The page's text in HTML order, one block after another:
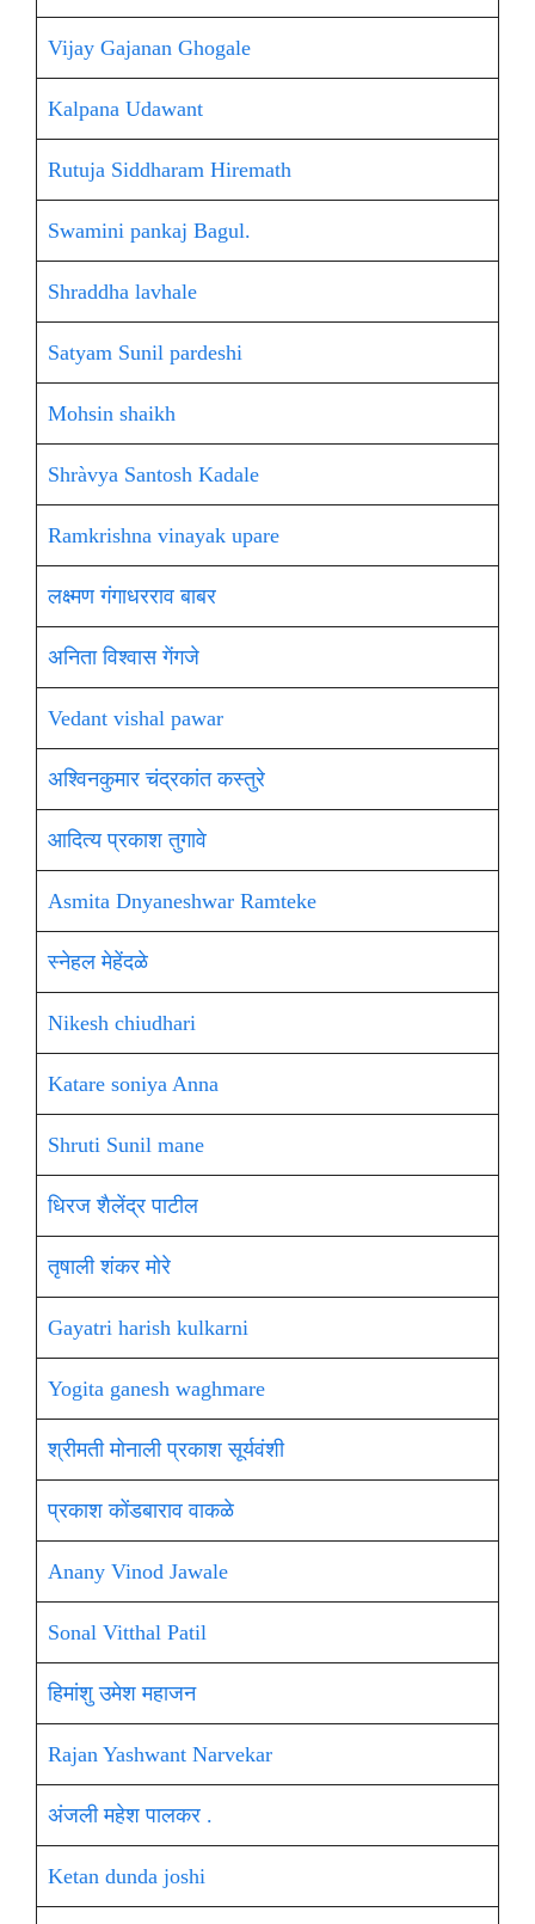
Vijay Gajanan Ghogale
Kalpana Udawant
Rutuja Siddharam Hiremath
Swamini pankaj Bagul.
Shraddha lavhale
Satyam Sunil pardeshi
Mohsin shaikh
Shràvya Santosh Kadale
Ramkrishna vinayak upare
लक्ष्मण गंगाधरराव बाबर
अनिता विश्वास गेंगजे
Vedant vishal pawar
अश्विनकुमार चंद्रकांत कस्तुरे
आदित्य प्रकाश तुगावे
Asmita Dnyaneshwar Ramteke
स्नेहल मेहेंदळे
Nikesh chiudhari
Katare soniya Anna
Shruti Sunil mane
धिरज शैलेंद्र पाटील
तृषाली शंकर मोरे
Gayatri harish kulkarni
Yogita ganesh waghmare
श्रीमती मोनाली प्रकाश सूर्यवंशी
प्रकाश कोंडबाराव वाकळे
Anany Vinod Jawale
Sonal Vitthal Patil
हिमांशु उमेश महाजन
Rajan Yashwant Narvekar
अंजली महेश पालकर .
Ketan dunda joshi